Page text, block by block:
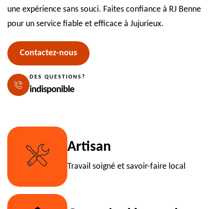
une expérience sans souci. Faites confiance à RJ Benne
pour un service fiable et efficace à Jujurieux.
Contactez-nous
DES QUESTIONS?
indisponible
Artisan
Travail soigné et savoir-faire local